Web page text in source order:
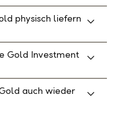
physisch liefern
Gold Investment
auch wieder